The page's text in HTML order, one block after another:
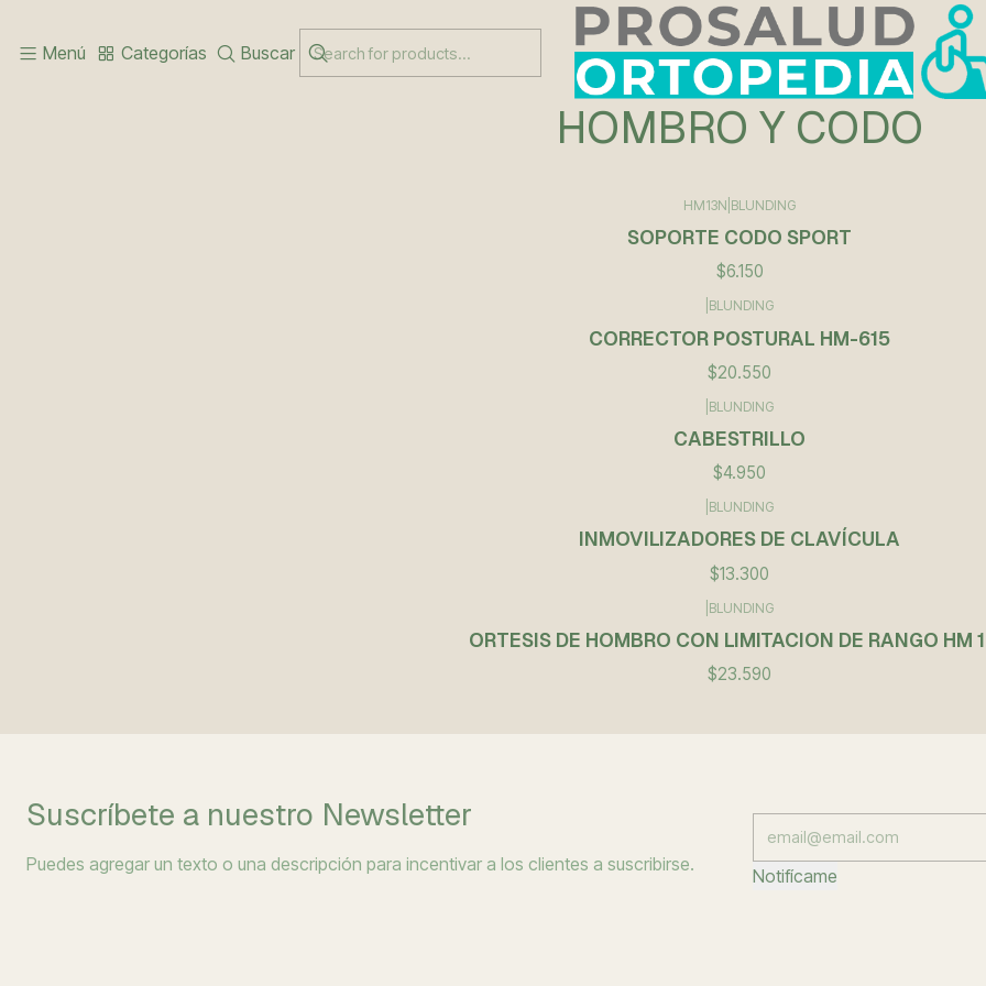
Menú Categorías Buscar
Este es el texto del slide
Inicio HOMBRO Y CODO
HOMBRO Y CODO
HM13N BLUNDING
SOPORTE CODO SPORT
$6.150
BLUNDING
CORRECTOR POSTURAL HM-615
$20.550
BLUNDING
CABESTRILLO
$4.950
BLUNDING
INMOVILIZADORES DE CLAVÍCULA
$13.300
BLUNDING
ORTESIS DE HOMBRO CON LIMITACION DE RANGO HM
$23.590
Suscríbete a nuestro Newsletter
Puedes agregar un texto o una descripción para incentivar a los clientes a suscribirse.
Notifícame